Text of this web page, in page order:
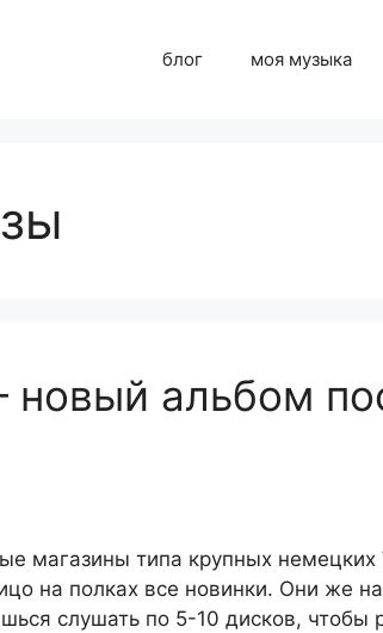
блог моя музыка
новый альбом
магазины типа крупных
на полках все новинки. Они же
слушать по 5-10 дисков, чтобы